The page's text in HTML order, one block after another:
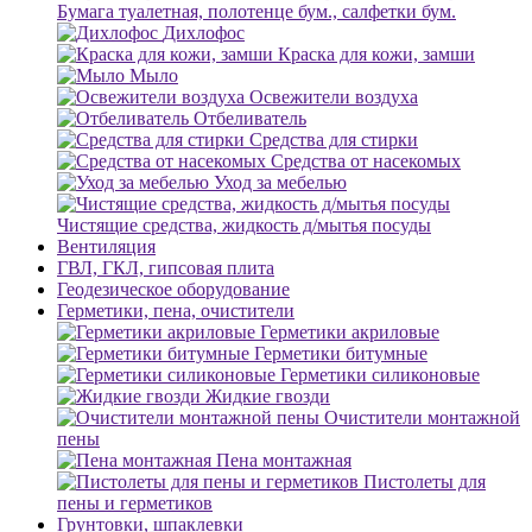
Бумага туалетная, полотенце бум., салфетки бум.
Дихлофос
Краска для кожи, замши
Мыло
Освежители воздуха
Отбеливатель
Средства для стирки
Средства от насекомых
Уход за мебелью
Чистящие средства, жидкость д/мытья посуды
Вентиляция
ГВЛ, ГКЛ, гипсовая плита
Геодезическое оборудование
Герметики, пена, очистители
Герметики акриловые
Герметики битумные
Герметики силиконовые
Жидкие гвозди
Очистители монтажной
пены
Пена монтажная
Пистолеты для
пены и герметиков
Грунтовки, шпаклевки